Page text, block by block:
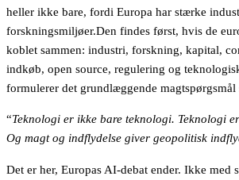
heller ikke bare, fordi Europa har stærke
forskningsmiljøer.Den findes først, hvis de
koblet sammen: industri, forskning, kapital,
indkøb, open source, regulering og
formulerer det grundlæggende magtspørgsmål
“Teknologi er ikke bare teknologi. Teknologi
Og magt og indflydelse giver geopolitisk
Det er her, Europas AI-debat ender. Ikke med